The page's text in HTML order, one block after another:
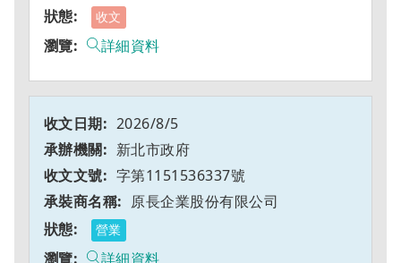
收文
詳細資料
2026/8/5
新北市政府
字第1151536337號
原長企業股份有限公司
營業